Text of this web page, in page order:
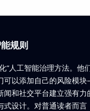
规则
”人工智能治理方法。
可以添加自己的风险模
和社交平台建立强有
设计。对普通读者而